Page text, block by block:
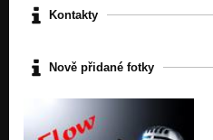
Kontakty
Nově přidané fotky